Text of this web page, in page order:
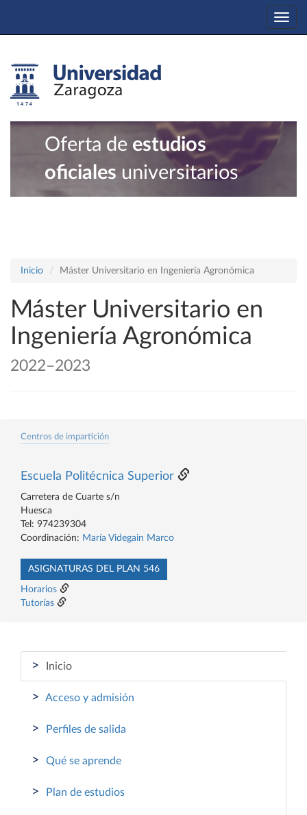
Oferta de estudios
oficiales universitarios
Inicio Máster Universitario en Ingeniería Agronómica
Máster Universitario en
Ingeniería Agronómica
2022–2023
Centros de impartición
Escuela Politécnica Superior
Carretera de Cuarte s/n
Huesca
Tel: 974239304
Coordinación: María Videgain Marco
ASIGNATURAS DEL PLAN 546
Horarios
Tutorías
> Inicio
> Acceso y admisión
> Perfiles de salida
> Qué se aprende
> Plan de estudios